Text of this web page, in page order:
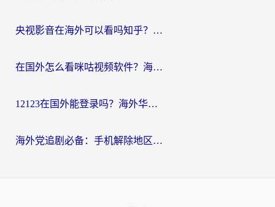
央视影音在海外可以看吗知乎？留学生亲测：3步解决地域限制+追剧自由
在国外怎么看咪咕视频软件？海外党亲测有效的回国加速方案
12123在国外能登录吗？海外华人必看的回国加速实用指南
海外党追剧必备：手机解除地区限制app怎么选？解决央视视频&国内剧地区限制全指南